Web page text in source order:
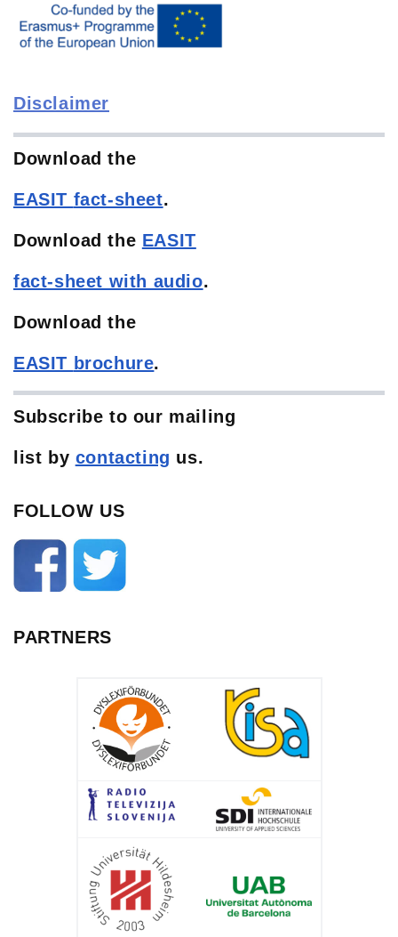
Disclaimer
Download the
EASIT fact-sheet.
Download the EASIT
fact-sheet with audio.
Download the
EASIT brochure.
Subscribe to our mailing
list by contacting us.
FOLLOW US
PARTNERS